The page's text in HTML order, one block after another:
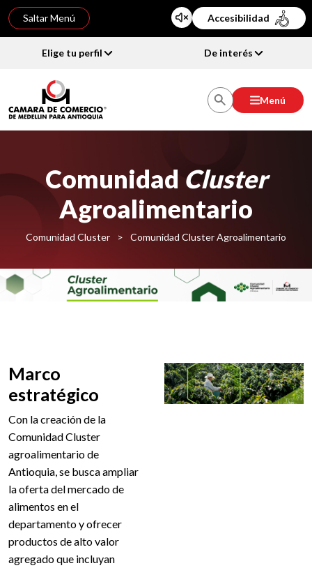
Saltar Menú Accesibilidad
Elige tu perfil De interés
Menú
Comunidad Cluster
Agroalimentario
Comunidad Cluster > Comunidad Cluster Agroalimentario
Marco
estratégico
Con la creación de la
Comunidad Cluster
agroalimentario de
Antioquia, se busca ampliar
la oferta del mercado de
alimentos en el
departamento y ofrecer
productos de alto valor
agregado que incluyan